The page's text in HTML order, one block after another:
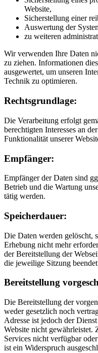
Website,
Sicherstellung einer
Auswertung der
zu weiteren
Wir verwenden Ihre Daten
zu ziehen. Informationen
ausgewertet, um unseren
Technik zu optimieren.
Rechtsgrundlage:
Die Verarbeitung erfolgt
berechtigten Interesses an
Funktionalität unserer
Empfänger:
Empfänger der Daten sind
Betrieb und die Wartung
tätig werden.
Speicherdauer:
Die Daten werden gelöscht,
Erhebung nicht mehr
der Bereitstellung der
die jeweilige Sitzung
Bereitstellung
Die Bereitstellung der
weder gesetzlich noch
Adresse ist jedoch der
Website nicht gewährleistet.
Services nicht verfügbar
ist ein Widerspruch